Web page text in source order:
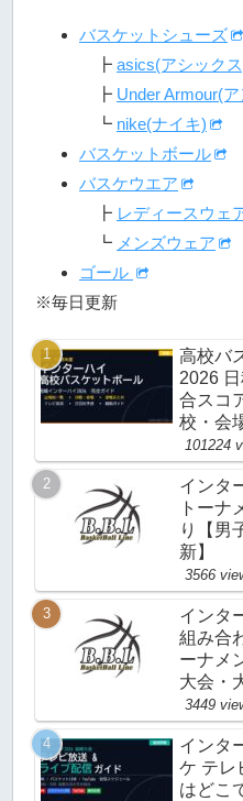
バスケットシューズ
┣ asics(アシック
┣ Under Armour(
┗ nike(ナイキ)
バスケットボール
バスケウエア
┣ レディースウェ
┗ メンズウェア
ゴール
※毎日更新
高校バ
2026
合スコ
校・会
阪】
101224
インタ
トーナ
り【男
新】
3566
インタ
組み合
ーナメ
大会・
3449
インタ
ケ テレ
はどこ